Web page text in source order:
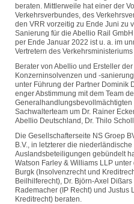
beraten. Mittlerweile hat einer der
Verkehrsverbundes, des
den VRR vorzeitig zu Ende Juni zu
Sanierung für die Abellio Rail
per Ende Januar 2022 ist u. a. im
Vertretern des
Berater von Abellio und Ersteller
Konzerninsolvenzen und -
unter Führung der Partner Dominik
enger Abstimmung mit dem Team
Generalhandlungsbevollmächtigten
Sachwalterteam um Dr. Rainer
Abellio Deutschland, Dr. Thilo
Die Gesellschafterseite NS Groep
B.V., in letzterer die
Auslandsbeteiligungen gebündelt
Watson Farley & Williams LLP
Burgk (Insolvenzrecht und
Beilhilferecht), Dr. Björn-Axel
Rademacher (IP Recht) und Justus
Kreditrecht) beraten.